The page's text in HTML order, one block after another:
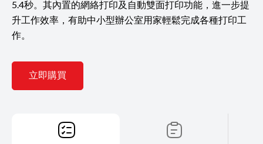
5.4秒。其內置的網絡打印及自動雙面打印功能，進一步提
升工作效率，有助中小型辦公室用家輕鬆完成各種打印工
作。
立即購買